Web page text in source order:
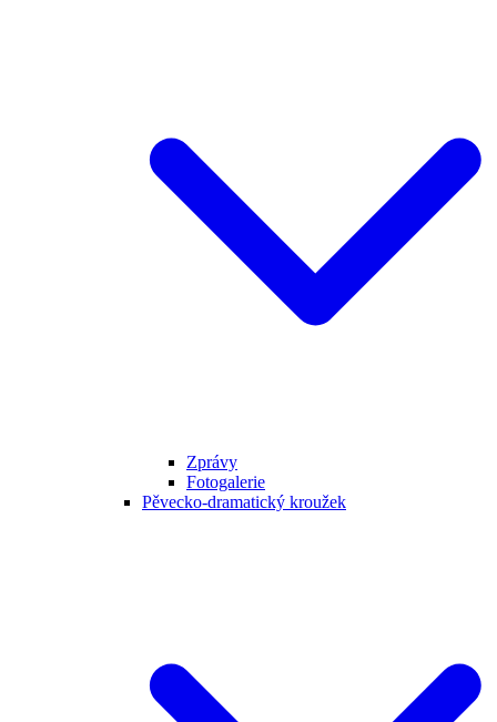
Zprávy
Fotogalerie
Pěvecko-dramatický kroužek